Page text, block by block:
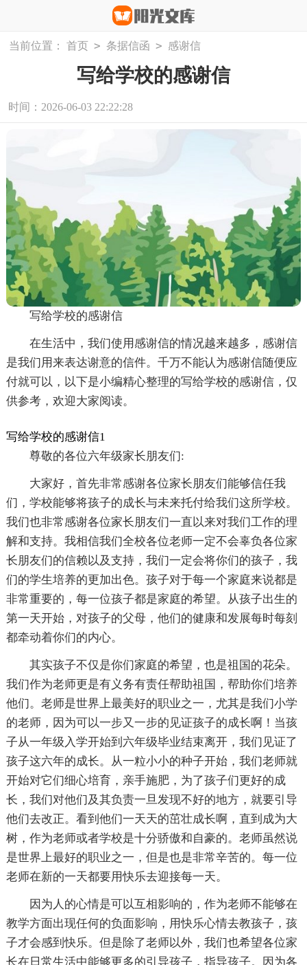
当前位置： 首页 > 条据信函 > 感谢信
写给学校的感谢信
时间：2026-06-03 22:22:28
写给学校的感谢信
在生活中，我们使用感谢信的情况越来越多，感谢信
是我们用来表达谢意的信件。千万不能认为感谢信随便应
付就可以，以下是小编精心整理的写给学校的感谢信，仅
供参考，欢迎大家阅读。
写给学校的感谢信1
尊敬的各位六年级家长朋友们:
大家好，首先非常感谢各位家长朋友们能够信任我
们，学校能够将孩子的成长与未来托付给我们这所学校。
我们也非常感谢各位家长朋友们一直以来对我们工作的理
解和支持。我相信我们全校各位老师一定不会辜负各位家
长朋友们的信赖以及支持，我们一定会将你们的孩子，我
们的学生培养的更加出色。孩子对于每一个家庭来说都是
非常重要的，每一位孩子都是家庭的希望。从孩子出生的
第一天开始，对孩子的父母，他们的健康和发展每时每刻
都牵动着你们的内心。
其实孩子不仅是你们家庭的希望，也是祖国的花朵。
我们作为老师更是有义务有责任帮助祖国，帮助你们培养
他们。老师是世界上最美好的职业之一，尤其是我们小学
的老师，因为可以一步又一步的见证孩子的成长啊！当孩
子从一年级入学开始到六年级毕业结束离开，我们见证了
孩子这六年的成长。从一粒小小的种子开始，我们老师就
开始对它们细心培育，亲手施肥，为了孩子们更好的成
长，我们对他们及其负责一旦发现不好的地方，就要引导
他们去改正。看到他们一天天的茁壮成长啊，直到成为大
树，作为老师或者学校是十分骄傲和自豪的。老师虽然说
是世界上最好的职业之一，但是也是非常辛苦的。每一位
老师在新的一天都要用快乐去迎接每一天。
因为人的心情是可以互相影响的，作为老师不能够在
教学方面出现任何的负面影响，用快乐心情去教孩子，孩
子才会感到快乐。但是除了老师以外，我们也希望各位家
长在日常生活中能够更多的引导孩子，指导孩子。因为各